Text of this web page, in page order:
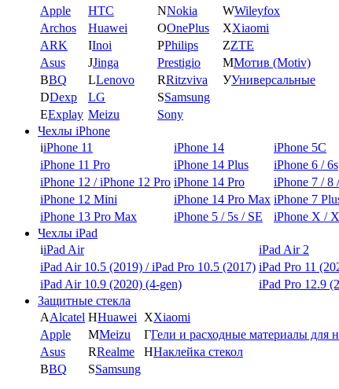
Apple
HTC NNokia WWileyfox
Archos
Huawei OOnePlus XXiaomi
ARK
IInoi PPhilips ZZTE
Asus
JJinga Prestigio ММотив (Motiv)
BBQ LLenovo RRitzviva УУниверсальные
DDexp LG SSamsung
EExplay Meizu
Sony
Чехлы iPhone
iiPhone 11 iPhone 14 iPhone 5C
iPhone 11 Pro
iPhone 14 Plus iPhone 6 / 6s
iPhone 12 / iPhone 12 Pro iPhone 14 Pro iPhone 7 / 8
iPhone 12 Mini
iPhone 14 Pro Max iPhone 7
iPhone 13 Pro Max
iPhone 5 / 5s / SE
iPhone X /
Чехлы iPad
iiPad Air iPad Air 2
iPad Air 10.5 (2019) / iPad Pro 10.5 (2017) iPad Pro 11
iPad Air 10.9 (2020) (4-gen)
iPad Pro 12.9
Защитные стекла
AAlcatel HHuawei XXiaomi
Apple
MMeizu ГГели и расходные материалы для
Asus
RRealme ННаклейка стекол
BBQ SSamsung